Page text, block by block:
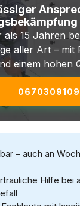
als 15 Jahren
aller Art – mit
einem hohen
– auch an
Hilfe bei